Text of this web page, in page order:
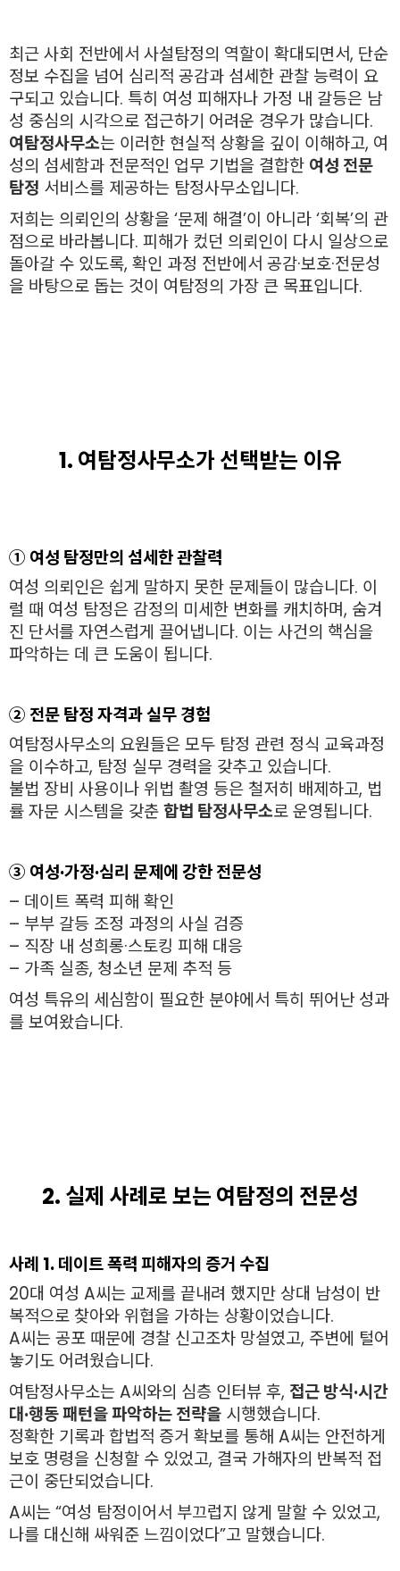
최근 사회 전반에서 사설탐정의 역할이 확대되면서, 단순
정보 수집을 넘어 심리적 공감과 섬세한 관찰 능력이 요
구되고 있습니다. 특히 여성 피해자나 가정 내 갈등은 남
성 중심의 시각으로 접근하기 어려운 경우가 많습니다.
여탐정사무소는 이러한 현실적 상황을 깊이 이해하고, 여
성의 섬세함과 전문적인 업무 기법을 결합한 여성 전문
탐정 서비스를 제공하는 탐정사무소입니다.
저희는 의뢰인의 상황을 ‘문제 해결’이 아니라 ‘회복’의 관
점으로 바라봅니다. 피해가 컸던 의뢰인이 다시 일상으로
돌아갈 수 있도록, 확인 과정 전반에서 공감·보호·전문성
을 바탕으로 돕는 것이 여탐정의 가장 큰 목표입니다.
1. 여탐정사무소가 선택받는 이유
① 여성 탐정만의 섬세한 관찰력
여성 의뢰인은 쉽게 말하지 못한 문제들이 많습니다. 이
럴 때 여성 탐정은 감정의 미세한 변화를 캐치하며, 숨겨
진 단서를 자연스럽게 끌어냅니다. 이는 사건의 핵심을
파악하는 데 큰 도움이 됩니다.
② 전문 탐정 자격과 실무 경험
여탐정사무소의 요원들은 모두 탐정 관련 정식 교육과정
을 이수하고, 탐정 실무 경력을 갖추고 있습니다.
불법 장비 사용이나 위법 촬영 등은 철저히 배제하고, 법
률 자문 시스템을 갖춘합법 탐정사무소로 운영됩니다.
③ 여성·가정·심리 문제에 강한 전문성
– 데이트 폭력 피해 확인
– 부부 갈등 조정 과정의 사실 검증
– 직장 내 성희롱·스토킹 피해 대응
– 가족 실종, 청소년 문제 추적 등
여성 특유의 세심함이 필요한 분야에서 특히 뛰어난 성과
를 보여왔습니다.
2. 실제 사례로 보는 여탐정의 전문성
사례 1. 데이트 폭력 피해자의 증거 수집
20대 여성 A씨는 교제를 끝내려 했지만 상대 남성이 반
복적으로 찾아와 위협을 가하는 상황이었습니다.
A씨는 공포 때문에 경찰 신고조차 망설였고, 주변에 털어
놓기도 어려웠습니다.
여탐정사무소는 A씨와의 심층 인터뷰 후, 접근 방식·시간
대·행동 패턴을 파악하는 전략을 시행했습니다.
정확한 기록과 합법적 증거 확보를 통해 A씨는 안전하게
보호 명령을 신청할 수 있었고, 결국 가해자의 반복적 접
근이 중단되었습니다.
A씨는 “여성 탐정이어서 부끄럽지 않게 말할 수 있었고,
나를 대신해 싸워준 느낌이었다”고 말했습니다.